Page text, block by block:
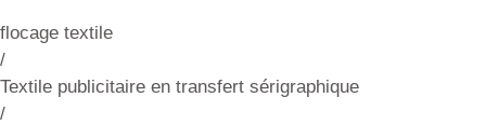
flocage textile
/
Textile publicitaire en transfert sérigraphique
/